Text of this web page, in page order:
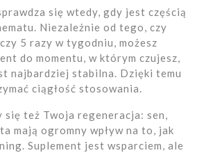
się wtedy, gdy jest częścią
Niezależnie od tego, czy
5 razy w tygodniu, możesz
do momentu, w którym czujesz,
najbardziej stabilna. Dzięki temu
ciągłość stosowania.
się też Twoja regeneracja: sen,
mają ogromny wpływ na to, jak
Suplement jest wsparciem, ale